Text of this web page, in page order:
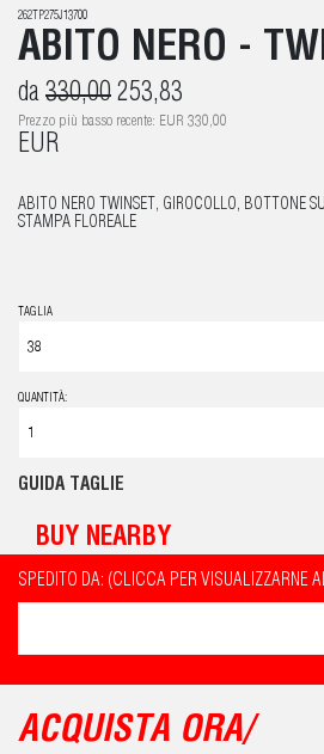
262TP275J13700
ABITO NERO -
da 330,00 253,83
Prezzo più basso recente: EUR 330,00
EUR
ABITO NERO TWINSET, GIROCOLLO, BOTTONE
STAMPA FLOREALE
TAGLIA
QUANTITÀ:
GUIDA TAGLIE
BUY NEARBY
SPEDITO DA: (CLICCA PER VISUALIZZARNE
ACQUISTA ORA/